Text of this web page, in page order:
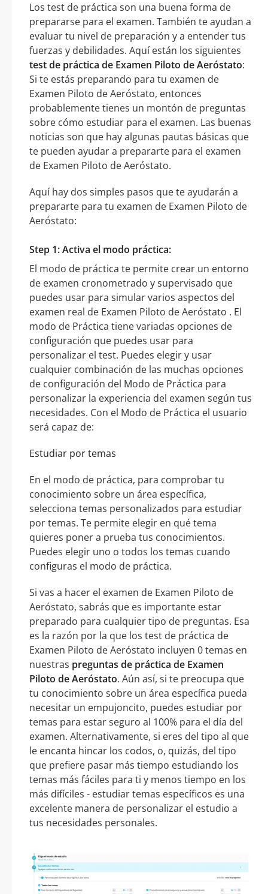
Los test de práctica son una buena forma de
prepararse para el examen. También te ayudan a
evaluar tu nivel de preparación y a entender tus
fuerzas y debilidades. Aquí están los siguientes
test de práctica de Examen Piloto de Aeróstato:
Si te estás preparando para tu examen de
Examen Piloto de Aeróstato, entonces
probablemente tienes un montón de preguntas
sobre cómo estudiar para el examen. Las buenas
noticias son que hay algunas pautas básicas que
te pueden ayudar a prepararte para el examen
de Examen Piloto de Aeróstato.
Aquí hay dos simples pasos que te ayudarán a
prepararte para tu examen de Examen Piloto de
Aeróstato:
Step 1: Activa el modo práctica:
El modo de práctica te permite crear un entorno
de examen cronometrado y supervisado que
puedes usar para simular varios aspectos del
examen real de Examen Piloto de Aeróstato . El
modo de Práctica tiene variadas opciones de
configuración que puedes usar para
personalizar el test. Puedes elegir y usar
cualquier combinación de las muchas opciones
de configuración del Modo de Práctica para
personalizar la experiencia del examen según tus
necesidades. Con el Modo de Práctica el usuario
será capaz de:
Estudiar por temas
En el modo de práctica, para comprobar tu
conocimiento sobre un área específica,
selecciona temas personalizados para estudiar
por temas. Te permite elegir en qué tema
quieres poner a prueba tus conocimientos.
Puedes elegir uno o todos los temas cuando
configuras el modo de práctica.
Si vas a hacer el examen de Examen Piloto de
Aeróstato, sabrás que es importante estar
preparado para cualquier tipo de preguntas. Esa
es la razón por la que los test de práctica de
Examen Piloto de Aeróstato incluyen 0 temas en
nuestras preguntas de práctica de Examen
Piloto de Aeróstato. Aún así, si te preocupa que
tu conocimiento sobre un área específica pueda
necesitar un empujoncito, puedes estudiar por
temas para estar seguro al 100% para el día del
examen. Alternativamente, si eres del tipo al que
le encanta hincar los codos, o, quizás, del tipo
que prefiere pasar más tiempo estudiando los
temas más fáciles para ti y menos tiempo en los
más difíciles - estudiar temas específicos es una
excelente manera de personalizar el estudio a
tus necesidades personales.